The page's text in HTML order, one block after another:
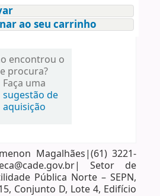
ao seu carrinho
encontrou o
procura?
Faça uma
sugestão de
aquisição
Magalhães|(61) 3221-
Setor de
Pública Norte – SEPN,
Conjunto D, Lote 4, Edifício